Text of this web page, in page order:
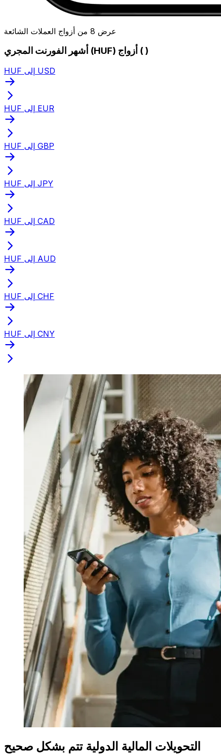
عرض 8 من أزواج العملات الشائعة
أشهر الفورنت المجري (HUF) أزواج ( )
HUF إلى USD
HUF إلى EUR
HUF إلى GBP
HUF إلى JPY
HUF إلى CAD
HUF إلى AUD
HUF إلى CHF
HUF إلى CNY
التحويلات المالية الدولية تتم بشكل صحيح